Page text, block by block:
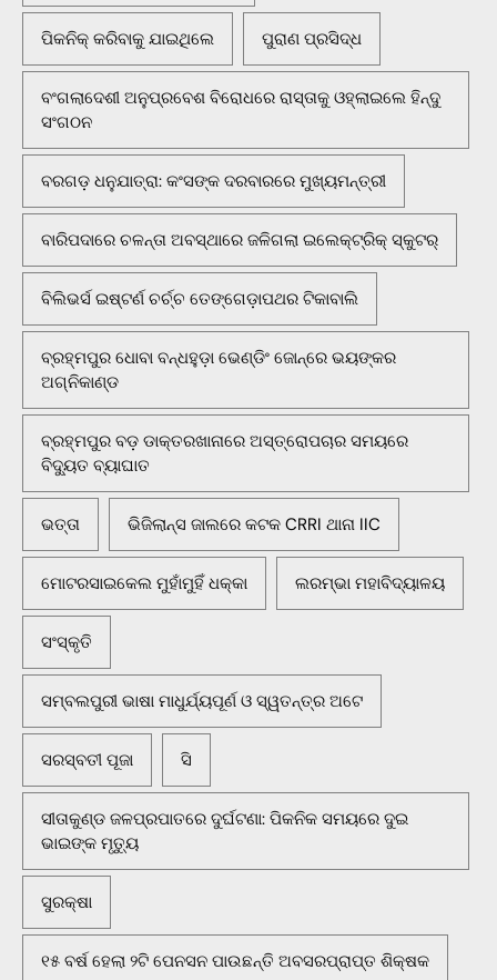
ପିକନିକ୍‌ କରିବାକୁ ଯାଇଥିଲେ ପୁରାଣ ପ୍ରସିଦ୍ଧ
ବଂଗଲାଦେଶୀ ଅନୁପ୍ରବେଶ ବିରୋଧରେ ରାସ୍ତାକୁ ଓହ୍ଲାଇଲେ ହିନ୍ଦୁ
ସଂଗଠନ
ବରଗଡ଼ ଧନୁଯାତ୍ରା: କଂସଙ୍କ ଦରବାରରେ ମୁଖ୍ୟମନ୍ତ୍ରୀ
ବାରିପଦାରେ ଚଳନ୍ତା ଅବସ୍ଥାରେ ଜଳିଗଲା ଇଲେକ୍ଟ୍ରିକ୍ ସ୍କୁଟର୍
ବିଲିଭର୍ସ ଇଷ୍ଟର୍ଣ ଚର୍ଚ୍ଚ ତେଙ୍ଗେଡ଼ାପଥର ଟିକାବାଲି
ବ୍ରହ୍ମପୁର ଧୋବା ବନ୍ଧହୁଡ଼ା ଭେଣ୍ଡିଂ ଜୋନ୍‌ରେ ଭୟଙ୍କର
ଅଗ୍ନିକାଣ୍ଡ
ବ୍ରହ୍ମପୁର ବଡ଼ ଡାକ୍ତରଖାନାରେ ଅସ୍ତ୍ରୋପଚାର ସମୟରେ
ବିଦ୍ୟୁତ ବ୍ୟାଘାତ
ଭତ୍ତା ଭିଜିଲାନ୍ସ ଜାଲରେ କଟକ CRRI ଥାନା IIC
ମୋଟରସାଇକେଲ ମୁହାଁମୁହିଁ ଧକ୍କା ଲରମ୍ଭା ମହାବିଦ୍ୟାଳୟ
ସଂସ୍କୃତି
ସମ୍ବଲପୁରୀ ଭାଷା ମାଧୁର୍ଯ୍ୟପୂର୍ଣ ଓ ସ୍ୱତନ୍ତ୍ର ଅଟେ
ସରସ୍ବତୀ ପୂଜା ସି
ସୀତାକୁଣ୍ଡ ଜଳପ୍ରପାତରେ ଦୁର୍ଘଟଣା: ପିକନିକ ସମୟରେ ଦୁଇ
ଭାଇଙ୍କ ମୃତ୍ୟୁ
ସୁରକ୍ଷା
୧୫ ବର୍ଷ ହେଲା ୨ଟି ପେନସନ ପାଉଛନ୍ତି ଅବସରପ୍ରାପ୍ତ ଶିକ୍ଷକ